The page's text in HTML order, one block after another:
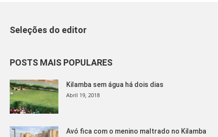
Seleções do editor
POSTS MAIS POPULARES
Kilamba sem água há dois dias
Abril 19, 2018
Avó fica com o menino maltrado no Kilamba